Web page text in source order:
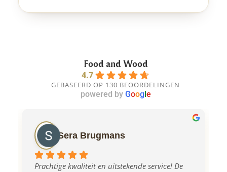
Food and Wood
4.7
GEBASEERD OP 130 BEOORDELINGEN
powered by Googl e
Sera Brugmans
Prachtige kwaliteit en uitstekende service! De